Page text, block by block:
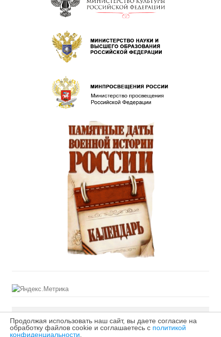
©2026 МБУДО «Первая детская музыкальная школа»
Продолжая использовать наш сайт, вы даете согласие на
обработку файлов cookie и соглашаетесь с политикой
конфиденциальности